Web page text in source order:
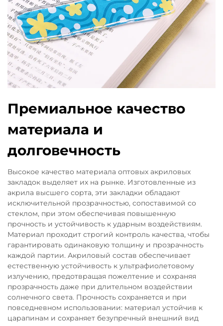
Премиальное качество
материала и
долговечность
Высокое качество материала оптовых акриловых
закладок выделяет их на рынке. Изготовленные из
акрила высшего сорта, эти закладки обладают
исключительной прозрачностью, сопоставимой со
стеклом, при этом обеспечивая повышенную
прочность и устойчивость к ударным воздействиям.
Материал проходит строгий контроль качества, чтобы
гарантировать одинаковую толщину и прозрачность
каждой партии. Акриловый состав обеспечивает
естественную устойчивость к ультрафиолетовому
излучению, предотвращая пожелтение и сохраняя
прозрачность даже при длительном воздействии
солнечного света. Прочность сохраняется и при
повседневном использовании: материал устойчив к
царапинам и сохраняет безупречный внешний вид